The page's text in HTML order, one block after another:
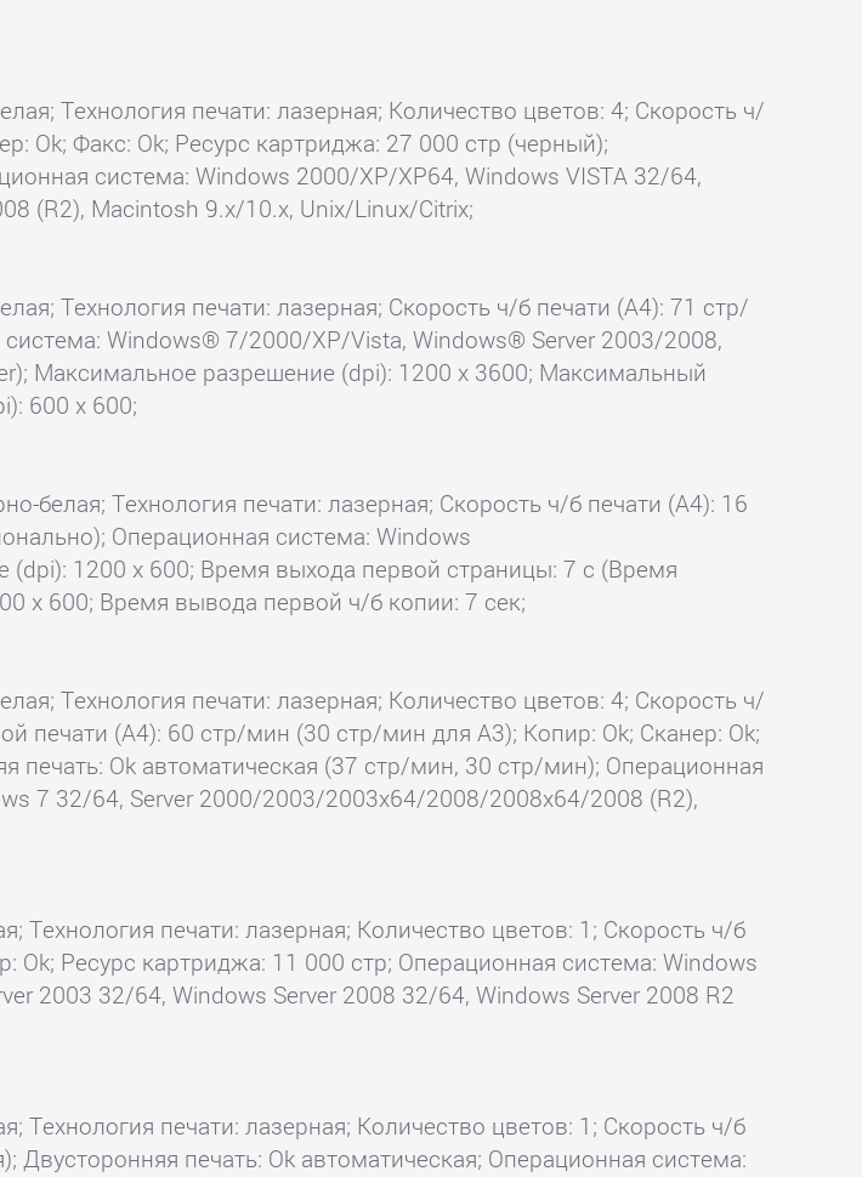
Технология печати: лазерная; Количество цветов: 4; Скорость ч/
Ok; Факс: Ok; Ресурс картриджа: 27 000 стр (черный);
система: Windows 2000/XP/XP64, Windows VISTA 32/64,
(R2), Macintosh 9.x/10.x, Unix/Linux/Citrix;
Технология печати: лазерная; Скорость ч/б печати (А4): 71 стр/
Windows® 7/2000/XP/Vista, Windows® Server 2003/2008,
Максимальное разрешение (dpi): 1200 x 3600; Максимальный
600 x 600;
белая; Технология печати: лазерная; Скорость ч/б печати (А4): 16
Операционная система: Windows
1200 x 600; Время выхода первой страницы: 7 с (Время
x 600; Время вывода первой ч/б копии: 7 сек;
Технология печати: лазерная; Количество цветов: 4; Скорость ч/
печати (А4): 60 стр/мин (30 стр/мин для А3); Копир: Ok; Сканер: Ok;
печать: Ok автоматическая (37 стр/мин, 30 стр/мин); Операционная
7 32/64, Server 2000/2003/2003x64/2008/2008x64/2008 (R2),
печати: лазерная; Количество цветов: 1; Скорость ч/б
Ресурс картриджа: 11 000 стр; Операционная система: Windows
2003 32/64, Windows Server 2008 32/64, Windows Server 2008 R2
печати: лазерная; Количество цветов: 1; Скорость ч/б
печать: Ok автоматическая; Операционная система: